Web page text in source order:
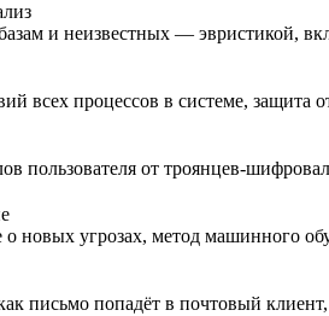
и неизвестных — эвристикой,
всех процессов в системе,
пользователя от троянцев-
новых угрозах, метод машинного
письмо попадёт в почтовый